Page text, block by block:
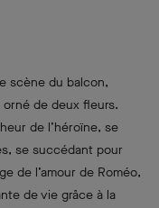
scène du balcon,
de deux fleurs.
de l’héroïne, se
se succédant pour
de l’amour de Roméo,
de vie grâce à la